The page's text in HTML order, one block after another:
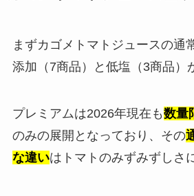
まずカゴメトマトジュースの通
添加（7商品）と低塩（3商品）
プレミアムは2026年現在も数量
のみの展開となっており、その
な違いはトマトのみずみずしさ